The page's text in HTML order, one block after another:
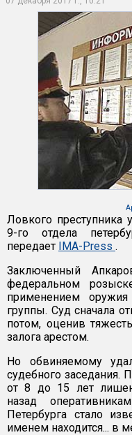
Ловкого преступника
9-го отдела
передает IMA-Press .
Заключенный
федеральном
применением
группы. Суд сначала
потом, оценив
залога арестом.
Но обвиняемому
судебного заседания.
от 8 до 15 лет
назад
Петербурга стало
именем находится... в